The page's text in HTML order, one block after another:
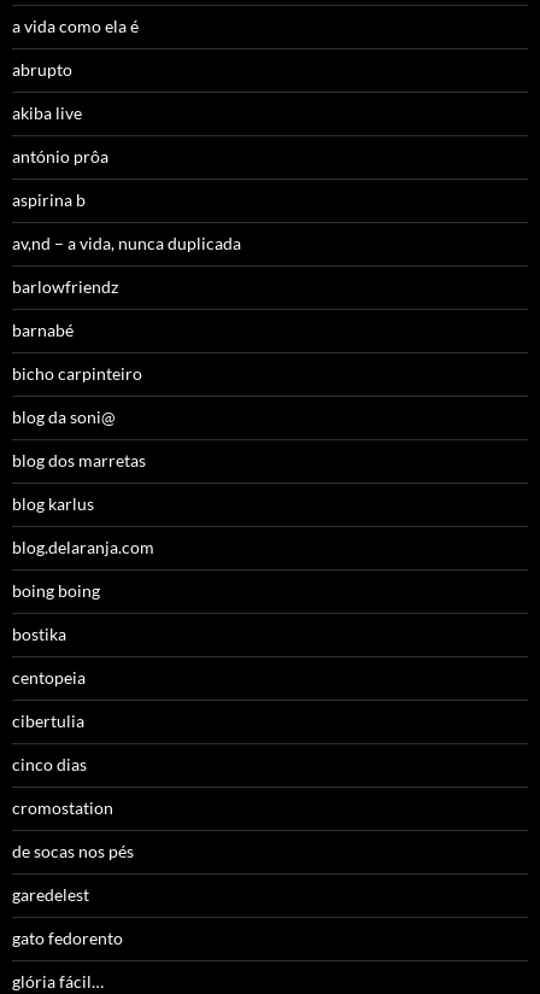
a vida como ela é
abrupto
akiba live
antónio prôa
aspirina b
av,nd – a vida, nunca duplicada
barlowfriendz
barnabé
bicho carpinteiro
blog da soni@
blog dos marretas
blog karlus
blog.delaranja.com
boing boing
bostika
centopeia
cibertulia
cinco dias
cromostation
de socas nos pés
garedelest
gato fedorento
glória fácil…